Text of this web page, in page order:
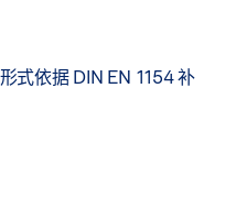
式依据 DIN EN 1154 补